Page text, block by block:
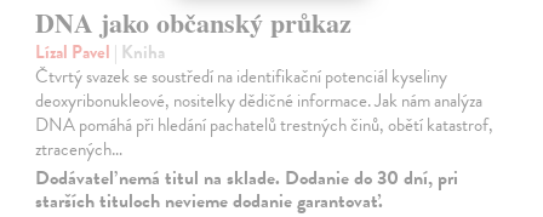
DNA jako občanský průkaz
Lízal Pavel | Kniha
Čtvrtý svazek se soustředí na identifikační potenciál kyseliny
deoxyribonukleové, nositelky dědičné informace. Jak nám analýza
DNA pomáhá při hledání pachatelů trestných činů, obětí katastrof,
ztracených…
Dodávateľ nemá titul na sklade. Dodanie do 30 dní, pri
starších tituloch nevieme dodanie garantovať.